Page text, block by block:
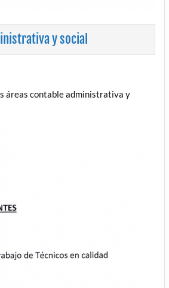
y social
áreas contable administrativa y